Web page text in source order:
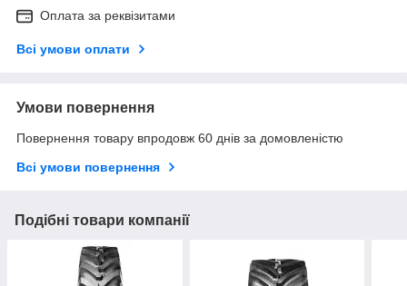
Оплата за реквізитами
Всі умови оплати
Умови повернення
Повернення товару впродовж 60 днів за домовленістю
Всі умови повернення
Подібні товари компанії